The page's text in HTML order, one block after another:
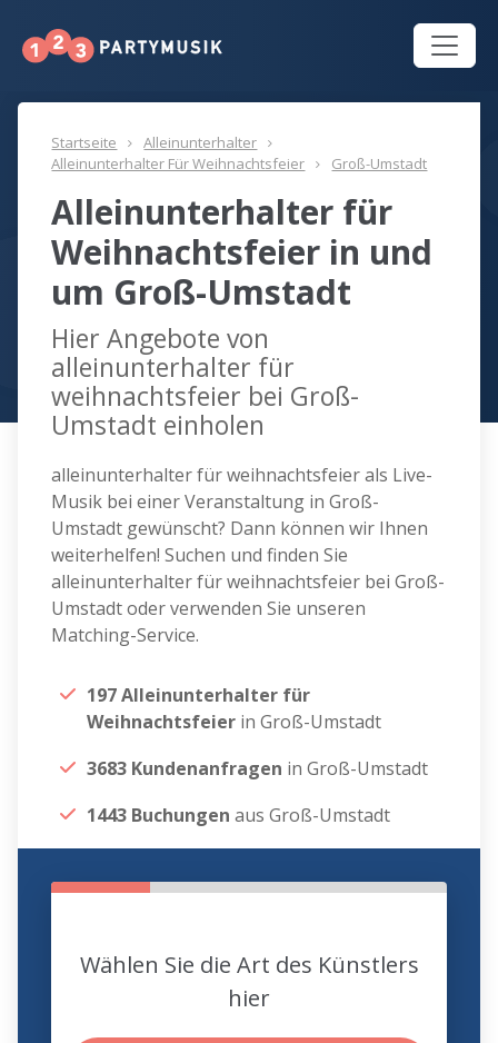
Startseite
Alleinunterhalter
Alleinunterhalter Für Weihnachtsfeier
Groß-Umstadt
Alleinunterhalter für
Weihnachtsfeier in und
um Groß-Umstadt
Hier Angebote von
alleinunterhalter für
weihnachtsfeier bei Groß-
Umstadt einholen
alleinunterhalter für weihnachtsfeier als Live-
Musik bei einer Veranstaltung in Groß-
Umstadt gewünscht? Dann können wir Ihnen
weiterhelfen! Suchen und finden Sie
alleinunterhalter für weihnachtsfeier bei Groß-
Umstadt oder verwenden Sie unseren
Matching-Service.
197 Alleinunterhalter für
Weihnachtsfeier in Groß-Umstadt
3683 Kundenanfragen in Groß-Umstadt
1443 Buchungen aus Groß-Umstadt
Wählen Sie die Art des Künstlers
hier